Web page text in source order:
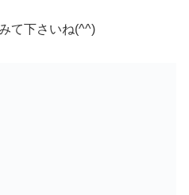
て下さいね(^^)